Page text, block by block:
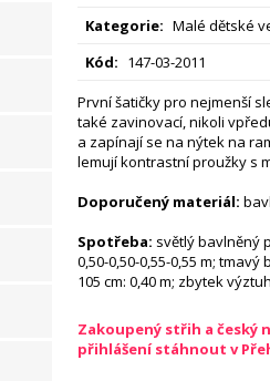
Kategorie: Malé dětské
Kód: 147-03-2011
První šatičky pro nejmenší
také zavinovací, nikoli
a zapínají se na nýtek na
lemují kontrastní proužky s
Doporučený materiál:
Spotřeba: světlý bavlněný
0,50-0,50-0,55-0,55 m;
105 cm: 0,40 m; zbytek
Zakoupený střih a český
přihlášení stáhnout v